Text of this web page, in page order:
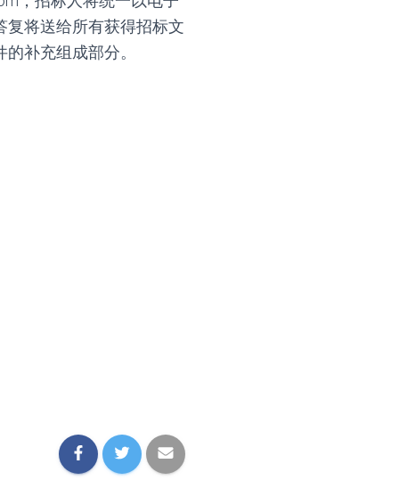
复将送给所有获得招标文
补充组成部分。